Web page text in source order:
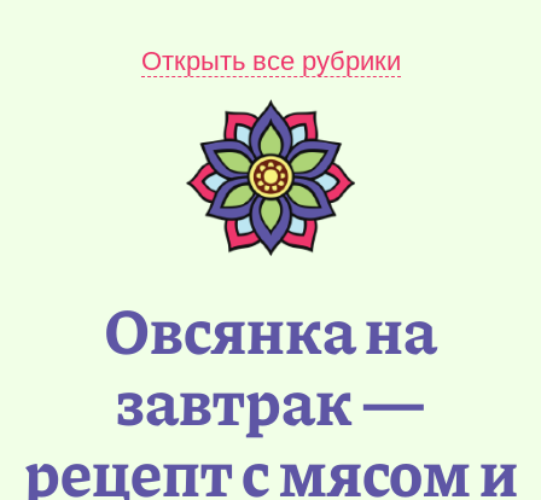
Открыть все рубрики
Овсянка на
завтрак —
рецепт с мясом и